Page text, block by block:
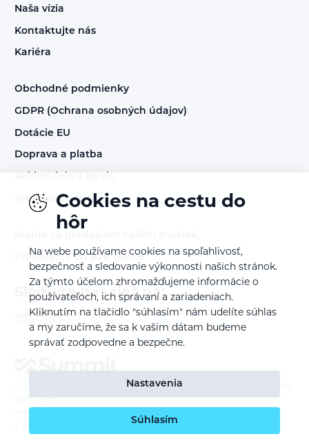
Naša vízia
Kontaktujte nás
Kariéra
Obchodné podmienky
GDPR (Ochrana osobných údajov)
Dotácie EU
Doprava a platba
Vrátenie tovaru
Prihlásenie do B2B sekcie
Sledujte nás tiež na:
SUMMIT TRADE DISTRIBUTION s.r.o. - Všetky práva
vyhradené.
Cookies na cestu do
hôr
Na webe používame cookies na spoľahlivosť,
bezpečnosť a sledovanie výkonnosti našich stránok.
Za týmto účelom zhromažďujeme informácie o
používateľoch, ich správaní a zariadeniach.
Kliknutím na tlačidlo "súhlasím" nám udelíte súhlas
a my zaručíme, že sa k vašim dátam budeme
správať zodpovedne a bezpečne.
Nastavenia
Súhlasím